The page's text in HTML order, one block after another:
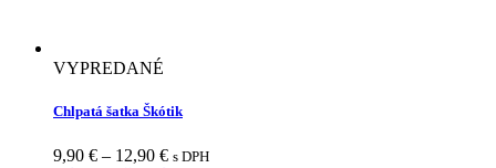
VYPREDANÉ
Chlpatá šatka Škótik
9,90 € – 12,90 € s DPH